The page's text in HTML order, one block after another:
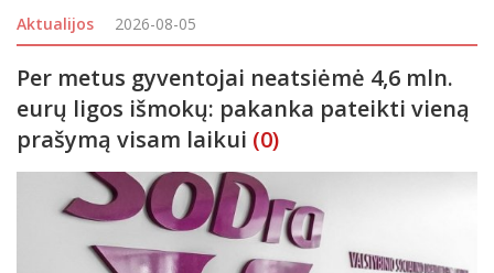
išmokas. Panevėžio apygardos prokuratūros prokuroras,
atliekantis vi
Aktualijos 2026-08-05
Per metus gyventojai neatsiėmė 4,6 mln.
eurų ligos išmokų: pakanka pateikti vieną
prašymą visam laikui (0)